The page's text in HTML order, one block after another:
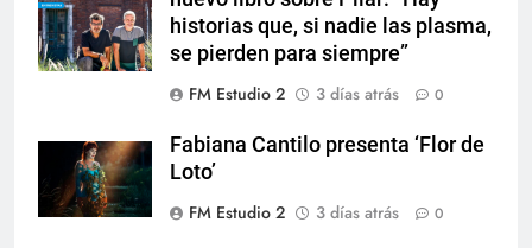
historias que, si nadie las plasma,
se pierden para siempre”
FM Estudio 2
3 días atrás 0
Fabiana Cantilo presenta ‘Flor de
Loto’
FM Estudio 2
3 días atrás 0